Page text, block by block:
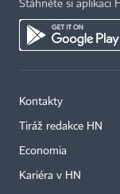
Stáhněte si aplikaci
Kontakty
Tiráž redakce HN
Economia
Kariéra v HN